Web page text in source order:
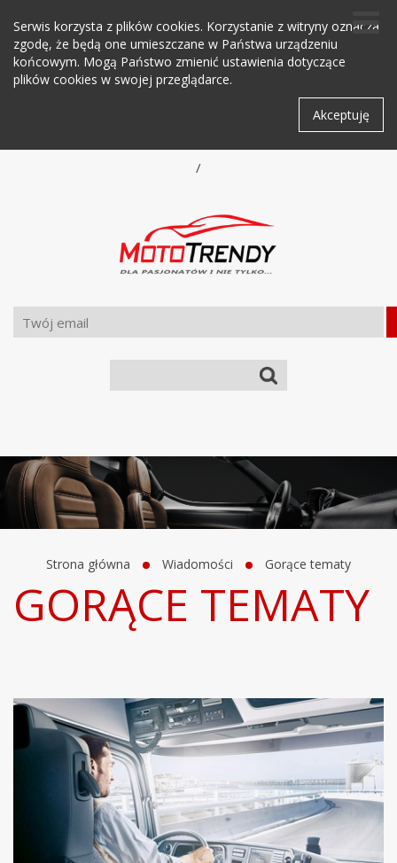
Serwis korzysta z plików cookies. Korzystanie z witryny oznacza
zgodę, że będą one umieszczane w Państwa urządzeniu
końcowym. Mogą Państwo zmienić ustawienia dotyczące
plików cookies w swojej przeglądarce.
Akceptuję
/
Strona główna Wiadomości Gorące tematy
GORĄCE TEMATY